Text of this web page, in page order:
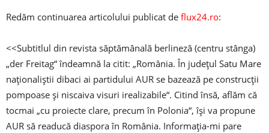
Redăm continuarea articolului publicat de flux24.ro:
<<Subtitlul din revista săptămânală berlineză (centru stânga)
„der Freitag“ îndeamnă la citit: „România. În județul Satu Mare
naționaliștii dibaci ai partidului AUR se bazează pe construcții
pompoase și niscaiva visuri irealizabile“. Citind însă, aflăm că
tocmai „cu proiecte clare, precum în Polonia“, își va propune
AUR să readucă diaspora în România. Informația-mi pare